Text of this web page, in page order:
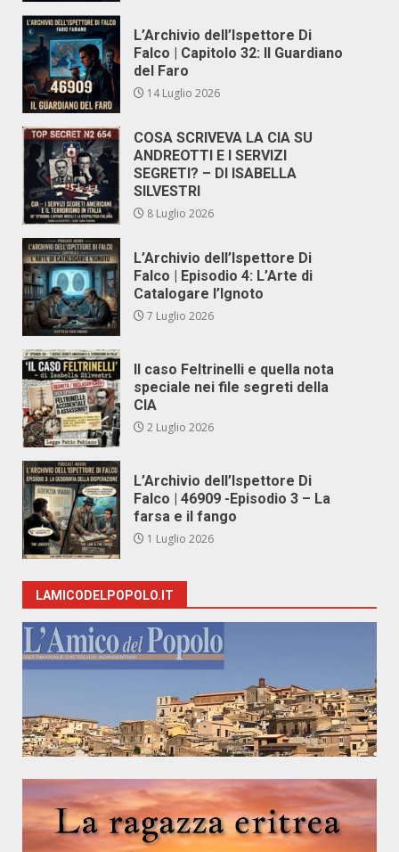
L’Archivio dell’Ispettore Di
Falco | Capitolo 32: Il Guardiano
del Faro
14 Luglio 2026
COSA SCRIVEVA LA CIA SU
ANDREOTTI E I SERVIZI
SEGRETI? – DI ISABELLA
SILVESTRI
8 Luglio 2026
L’Archivio dell’Ispettore Di
Falco | Episodio 4: L’Arte di
Catalogare l’Ignoto
7 Luglio 2026
Il caso Feltrinelli e quella nota
speciale nei file segreti della
CIA
2 Luglio 2026
L’Archivio dell’Ispettore Di
Falco | 46909 -Episodio 3 – La
farsa e il fango
1 Luglio 2026
LAMICODELPOPOLO.IT